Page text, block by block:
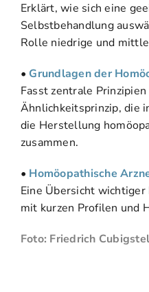
Erklärt, wie sich eine
Selbstbehandlung
Rolle niedrige und
• Grundlagen der
Fasst zentrale
Ähnlichkeitsprinzip, die
die Herstellung
zusammen.
• Homöopathische
Eine Übersicht
mit kurzen Profilen und
Foto: Friedrich